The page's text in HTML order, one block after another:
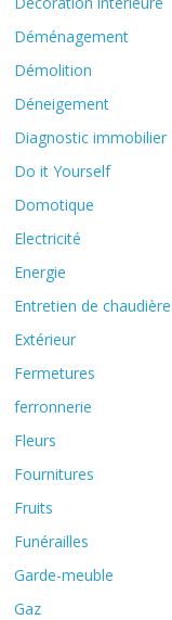
Déménagement
Démolition
Déneigement
Diagnostic immobilier
Do it Yourself
Domotique
Electricité
Energie
Entretien de chaudière
Extérieur
Fermetures
ferronnerie
Fleurs
Fournitures
Fruits
Funérailles
Garde-meuble
Gaz